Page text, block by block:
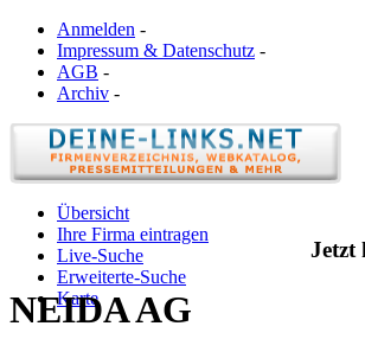
Anmelden -
Impressum & Datenschutz -
AGB -
Archiv -
Übersicht
Ihre Firma eintragen
Live-Suche
Erweiterte-Suche
Karte
Jetzt
NEIDA AG